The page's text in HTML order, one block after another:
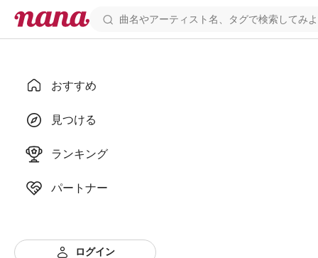
おすすめ
見つける
ランキング
パートナー
ログイン